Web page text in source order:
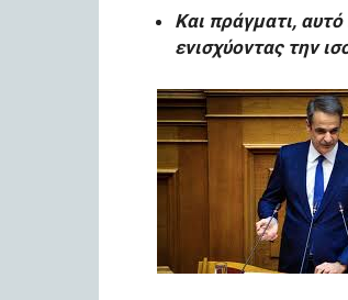
Και πράγματι,
ενισχύοντας την